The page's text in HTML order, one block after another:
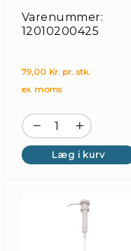
Varenummer:
12010200425
79,00 Kr. pr. stk.
ex. moms
Læg i kurv